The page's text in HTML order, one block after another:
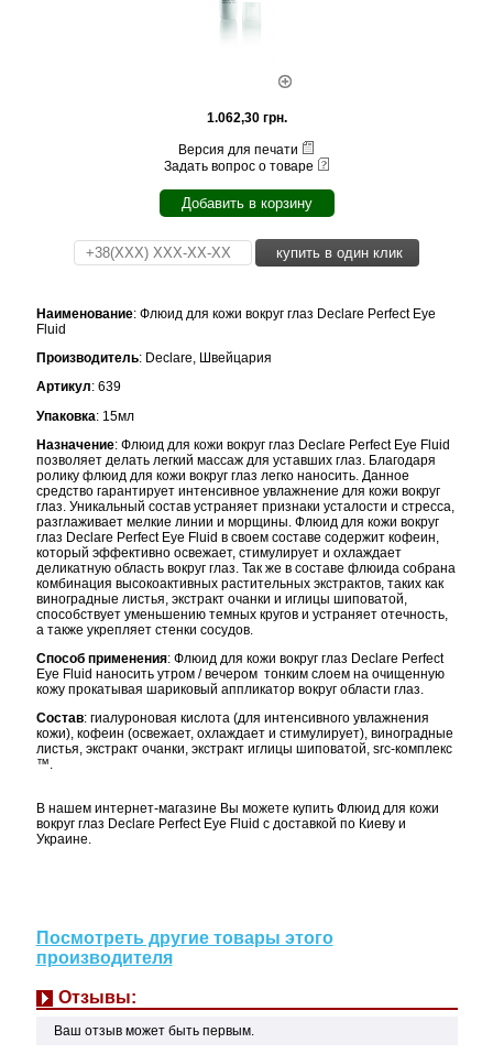
1.062,30 грн.
Версия для печати
Задать вопрос о товаре
Добавить в корзину
купить в один клик
Наименование: Флюид для кожи вокруг глаз Declare Perfect Eye
Fluid
Производитель: Declare, Швейцария
Артикул: 639
Упаковка: 15мл
Назначение: Флюид для кожи вокруг глаз Declare Perfect Eye Fluid
позволяет делать легкий массаж для уставших глаз. Благодаря
ролику флюид для кожи вокруг глаз легко наносить. Данное
средство гарантирует интенсивное увлажнение для кожи вокруг
глаз. Уникальный состав устраняет признаки усталости и стресса,
разглаживает мелкие линии и морщины. Флюид для кожи вокруг
глаз Declare Perfect Eye Fluid в своем составе содержит кофеин,
который эффективно освежает, стимулирует и охлаждает
деликатную область вокруг глаз. Так же в составе флюида собрана
комбинация высокоактивных растительных экстрактов, таких как
виноградные листья, экстракт очанки и иглицы шиповатой,
способствует уменьшению темных кругов и устраняет отечность,
а также укрепляет стенки сосудов.
Способ применения: Флюид для кожи вокруг глаз Declare Perfect
Eye Fluid наносить утром / вечером тонким слоем на очищенную
кожу прокатывая шариковый аппликатор вокруг области глаз.
Состав: гиалуроновая кислота (для интенсивного увлажнения
кожи), кофеин (освежает, охлаждает и стимулирует), виноградные
листья, экстракт очанки, экстракт иглицы шиповатой, src-комплекс
™.
В нашем интернет-магазине Вы можете купить Флюид для кожи
вокруг глаз Declare Perfect Eye Fluid с доставкой по Киеву и
Украине.
Посмотреть другие товары этого
производителя
Отзывы:
Ваш отзыв может быть первым.